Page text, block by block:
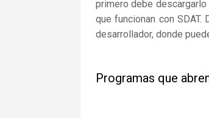
primero debe
que funcionan con
desarrollador, donde
Programas que